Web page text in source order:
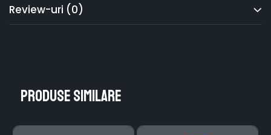
Review-uri (0)
Produse similare